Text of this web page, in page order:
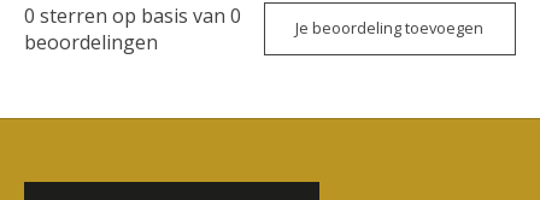
0 sterren op basis van 0
beoordelingen
Je beoordeling toevoegen